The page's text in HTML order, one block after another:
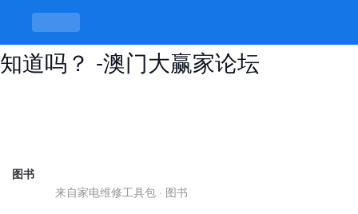
宁德好玩的巷子，隐藏的宝藏地方你
知道吗？ -澳门大赢家论坛
图书
来自家电维修工具包 · 图书